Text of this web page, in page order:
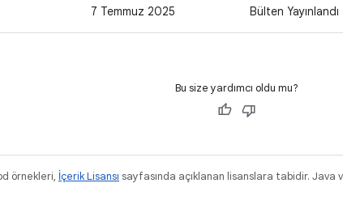
7 Temmuz 2025 Bülten Yayınlandı
Bu size yardımcı oldu mu?
örnekleri, İçerik Lisansı sayfasında açıklanan lisanslara tabidir. Java